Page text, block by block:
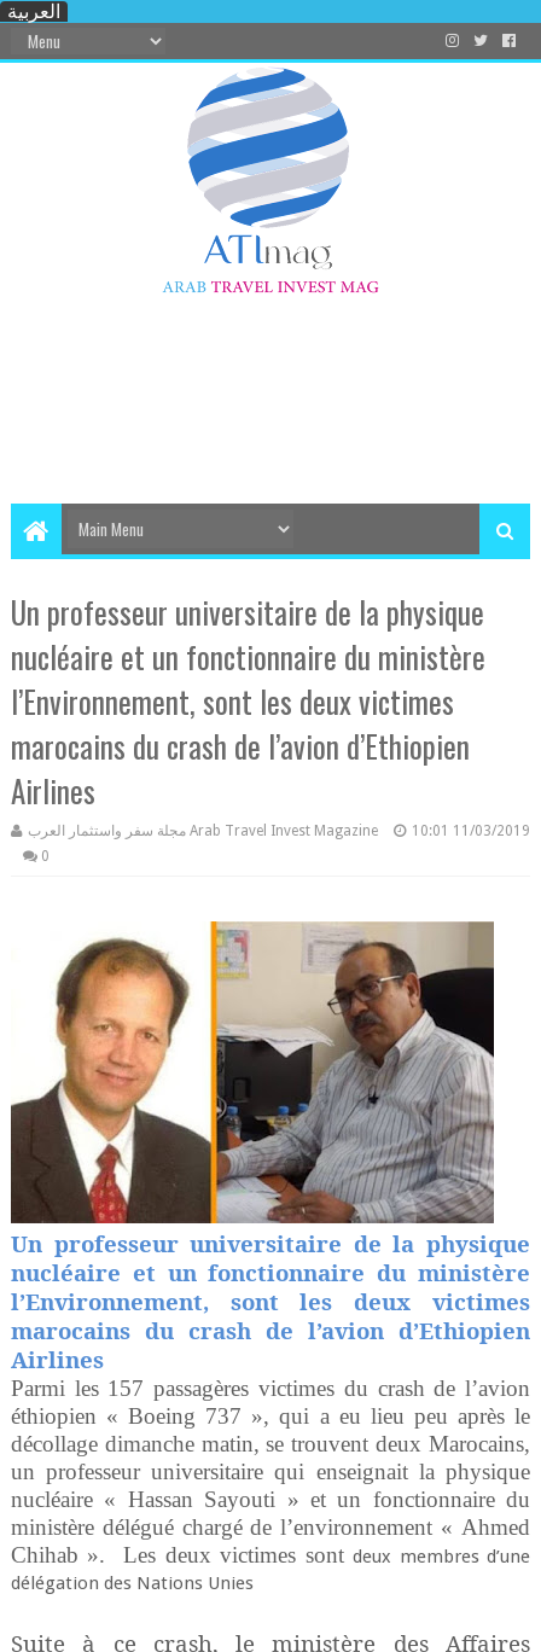
العربية
Un professeur universitaire de la physique
nucléaire et un fonctionnaire du ministère
l’Environnement, sont les deux victimes
marocains du crash de l’avion d’Ethiopien
Airlines
مجلة سفر واستثمار العرب Arab Travel Invest Magazine 10:01 11/03/2019
0
Un professeur universitaire de la physique
nucléaire et un fonctionnaire du ministère
l’Environnement, sont les deux victimes
marocains du crash de l’avion d’Ethiopien
Airlines
Parmi les 157 passagères victimes du crash de l’avion
éthiopien « Boeing 737 », qui a eu lieu peu après le
décollage dimanche matin, se trouvent deux Marocains,
un professeur universitaire qui enseignait la physique
nucléaire « Hassan Sayouti » et un fonctionnaire du
ministère délégué chargé de l’environnement « Ahmed
Chihab ». Les deux victimes sontdeux membres d’une
délégation des Nations Unies
Suite à ce crash, le ministère des Affaires